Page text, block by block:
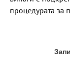
процедурата за